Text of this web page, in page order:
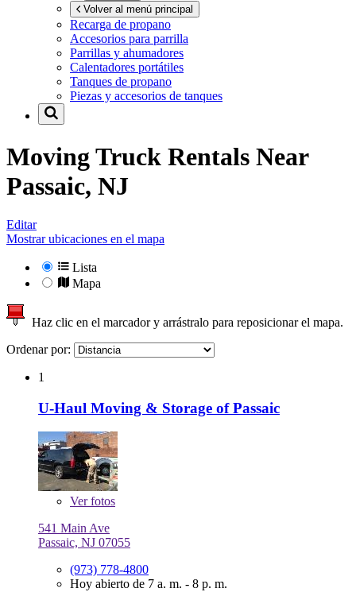
Volver al menú principal
Recarga de propano
Accesorios para parrilla
Parrillas y ahumadores
Calentadores portátiles
Tanques de propano
Piezas y accesorios de tanques
Moving Truck Rentals Near
Passaic, NJ
Editar
Mostrar ubicaciones en el mapa
Lista
Mapa
Haz clic en el marcador y arrástralo para reposicionar el mapa.
Ordenar por:
1
U-Haul Moving & Storage of Passaic
Verfotos
541 Main Ave
Passaic, NJ 07055
(973) 778-4800
Hoy abierto de 7 a. m. - 8 p. m.